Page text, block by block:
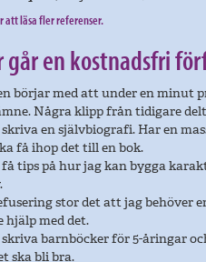
att läsa fler referenser.
går en kostnadsfri
börjar med att under en minut
Några klipp från tidigare
en självbiografi. Har en
få ihop det till en bok.
få tips på hur jag kan bygga
stor det att jag behöver
med det.
barnböcker för 5-åringar
ska bli bra.